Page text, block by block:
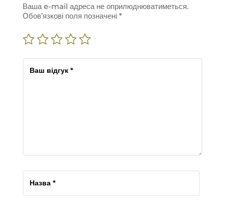
Ваша e-mail адреса не оприлюднюватиметься.
Обов’язкові поля позначені *